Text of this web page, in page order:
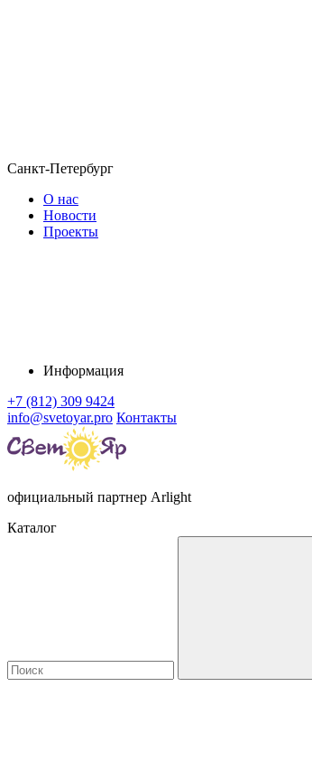
Санкт-Петербург
О нас
Новости
Проекты
Информация
+7 (812) 309 9424
info@svetoyar.pro Контакты
официальный партнер Arlight
Каталог